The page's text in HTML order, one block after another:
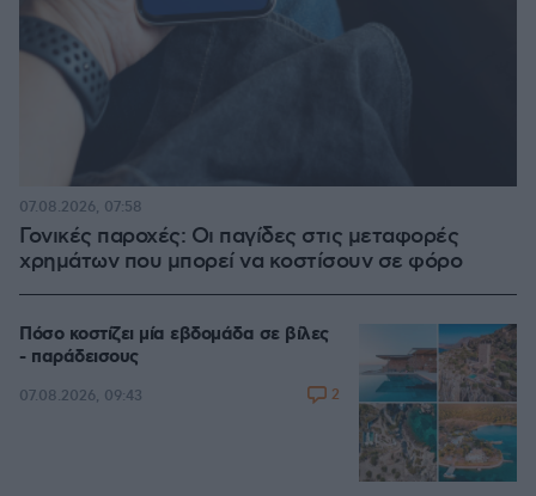
Γονικές παροχές: Οι παγίδες στις μεταφορές
χρημάτων που μπορεί να κοστίσουν σε φόρο
07.08.2026, 07:58
Πόσο κοστίζει μία εβδομάδα σε βίλες
- παράδεισους
07.08.2026, 09:43 2